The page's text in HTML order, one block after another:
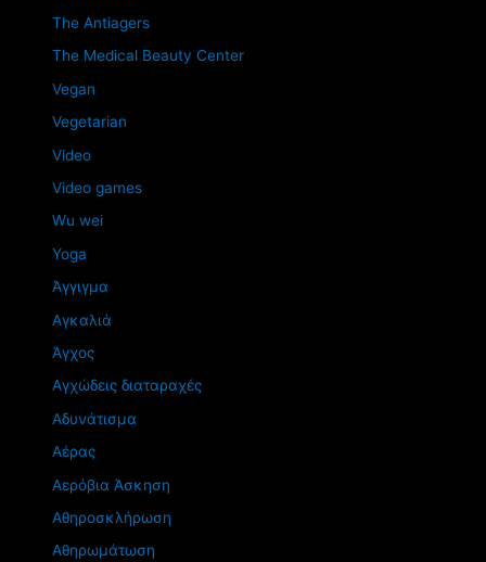
The Antiagers
The Medical Beauty Center
Vegan
Vegetarian
Video
Video games
Wu wei
Yoga
Άγγιγμα
Αγκαλιά
Άγχος
Αγχώδεις διαταραχές
Αδυνάτισμα
Αέρας
Αερόβια Άσκηση
Αθηροσκλήρωση
Αθηρωμάτωση